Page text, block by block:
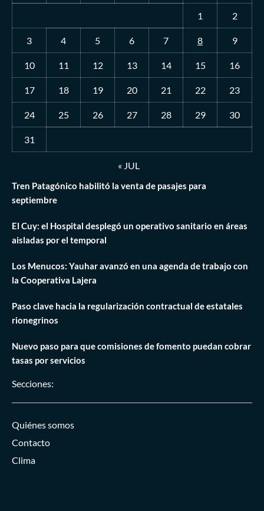
1
2
3 4 5 6 7 8 9
10 11 12 13 14 15 16
17 18 19 20 21 22 23
24 25 26 27 28 29 30
31
« JUL
Tren Patagónico habilitó la venta de pasajes para
septiembre
El Cuy: el Hospital desplegó un operativo sanitario en áreas
aisladas por el temporal
Los Menucos: Yauhar avanzó en una agenda de trabajo con
la Cooperativa Lajera
Paso clave hacia la regularización contractual de estatales
rionegrinos
Nuevo paso para que comisiones de fomento puedan cobrar
tasas por servicios
Secciones:
Quiénes somos
Contacto
Clima